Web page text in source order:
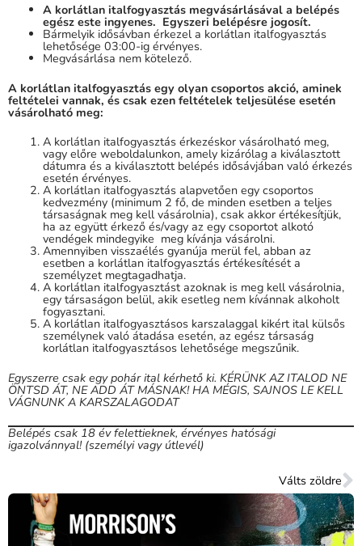
A korlátlan italfogyasztás megvásárlásával a belépés
egész este ingyenes. Egyszeri belépésre jogosít.
Bármelyik idősávban érkezel a korlátlan italfogyasztás
lehetősége 03:00-ig érvényes.
Megvásárlása nem kötelező.
A korlátlan italfogyasztás egy olyan csoportos akció, aminek
feltételei vannak, és csak ezen feltételek teljesülése esetén
vásárolható meg:
A korlátlan italfogyasztás érkezéskor vásárolható meg,
vagy előre weboldalunkon, amely kizárólag a kiválasztott
dátumra és a kiválasztott belépés idősávjában való érkezés
esetén érvényes.
A korlátlan italfogyasztás alapvetően egy csoportos
kedvezmény (minimum 2 fő, de minden esetben a teljes
társaságnak meg kell vásárolnia), csak akkor értékesítjük,
ha az együtt érkező és/vagy az egy csoportot alkotó
vendégek mindegyike meg kívánja vásárolni.
Amennyiben visszaélés gyanúja merül fel, abban az
esetben a korlátlan italfogyasztás értékesítését a
személyzet megtagadhatja.
A korlátlan italfogyasztást azoknak is meg kell vásárolnia,
egy társaságon belül, akik esetleg nem kívánnak alkoholt
fogyasztani.
A korlátlan italfogyasztásos karszalaggal kikért ital külsős
személynek való átadása esetén, az egész társaság
korlátlan italfogyasztásos lehetősége megszűnik.
Egyszerre csak egy pohár ital kérhető ki. KÉRÜNK AZ ITALOD NE
ÖNTSD ÁT, NE ADD ÁT MÁSNAK! HA MÉGIS, SAJNOS LE KELL
VÁGNUNK A KARSZALAGODAT
Belépés csak 18 év felettieknek, érvényes hatósági
igazolvánnyal! (személyi vagy útlevél)
Válts zöldre